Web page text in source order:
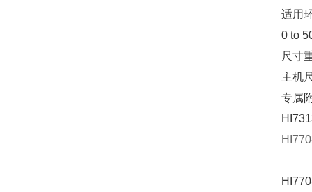
适用
0 to
尺寸
主机
专属